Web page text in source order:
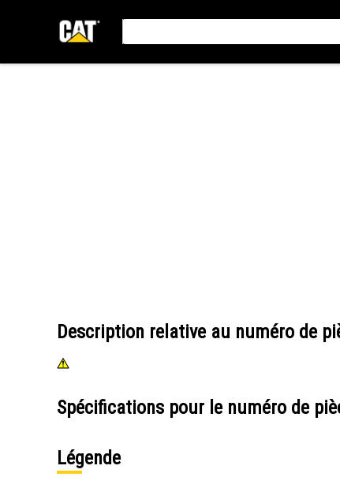
Description relative au numéro de
Spécifications pour le numéro de
Légende